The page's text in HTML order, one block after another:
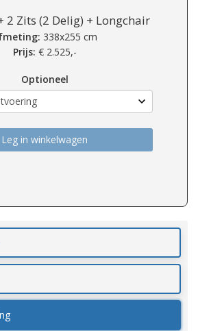
2 Zits (2 Delig) + Longchair
338x255 cm
Prijs: € 2.525,-
Optioneel
Leg in winkelwagen